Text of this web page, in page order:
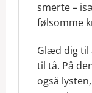
smerte –
følsomme
Glæd dig til
til tå. På
også